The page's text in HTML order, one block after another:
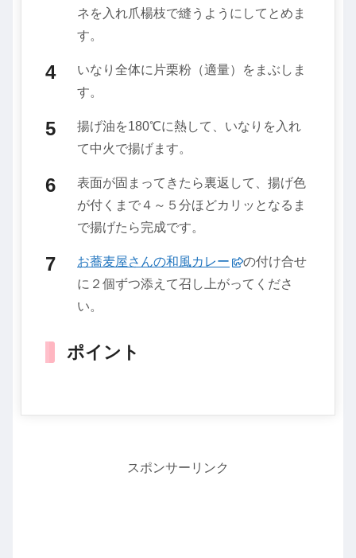
ネを入れ爪楊枝で縫うようにしてとめま
す。
いなり全体に片栗粉（適量）をまぶしま
す。
揚げ油を180℃に熱して、いなりを入れ
て中火で揚げます。
表面が固まってきたら裏返して、揚げ色
が付くまで４～５分ほどカリッとなるま
で揚げたら完成です。
お蕎麦屋さんの和風カレー
の付け合せ
に２個ずつ添えて召し上がってくださ
い。
ポイント
スポンサーリンク